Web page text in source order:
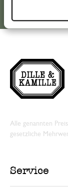
Alle genannten
gesetzliche
Service